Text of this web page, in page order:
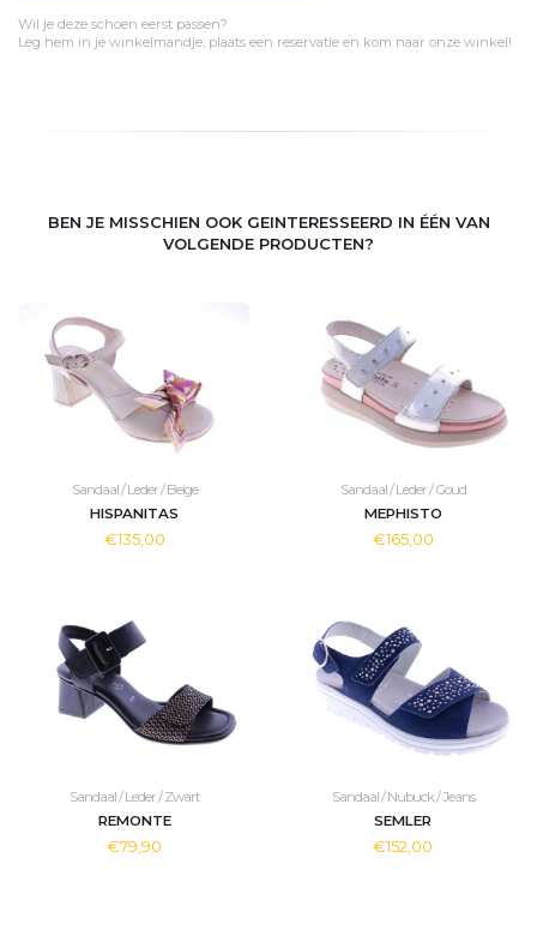
Wil je deze schoen eerst passen?
Leg hem in je winkelmandje, plaats een reservatie en kom naar onze winkel!
BEN JE MISSCHIEN OOK GEINTERESSEERD IN ÉÉN VAN
VOLGENDE PRODUCTEN?
Sandaal / Leder / Beige
HISPANITAS
€135,00
Sandaal / Leder / Goud
MEPHISTO
€165,00
Sandaal / Leder / Zwart
REMONTE
€79,90
Sandaal / Nubuck / Jeans
SEMLER
€152,00